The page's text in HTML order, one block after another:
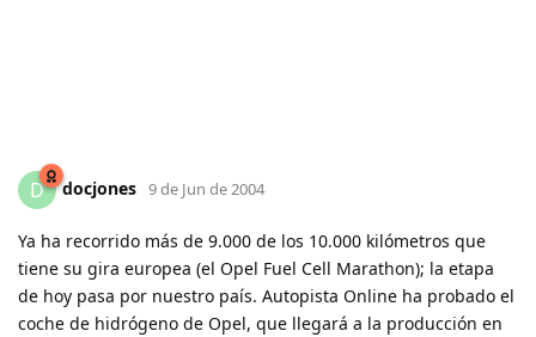
D docjones 9 de Jun de 2004
Ya ha recorrido más de 9.000 de los 10.000 kilómetros que
tiene su gira europea (el Opel Fuel Cell Marathon); la etapa
de hoy pasa por nuestro país. Autopista Online ha probado el
coche de hidrógeno de Opel, que llegará a la producción en